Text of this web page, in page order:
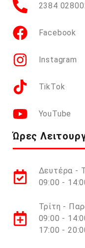
2384
Facebook
Instagram
TikTok
YouTube
Ώρες
Δευτέρα -
09:00 -
Τρίτη -
09:00 -
17:00 -